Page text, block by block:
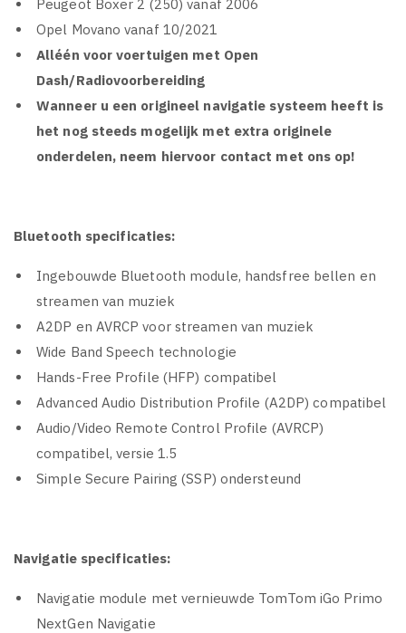
Peugeot Boxer 2 (250) vanaf 2006
Opel Movano vanaf 10/2021
Alléén voor voertuigen met Open
Dash/Radiovoorbereiding
Wanneer u een origineel navigatie systeem heeft is
het nog steeds mogelijk met extra originele
onderdelen, neem hiervoor contact met ons op!
Bluetooth specificaties:
Ingebouwde Bluetooth module, handsfree bellen en
streamen van muziek
A2DP en AVRCP voor streamen van muziek
Wide Band Speech technologie
Hands-Free Profile (HFP) compatibel
Advanced Audio Distribution Profile (A2DP) compatibel
Audio/Video Remote Control Profile (AVRCP)
compatibel, versie 1.5
Simple Secure Pairing (SSP) ondersteund
Navigatie specificaties:
Navigatie module met vernieuwde TomTom iGo Primo
NextGen Navigatie